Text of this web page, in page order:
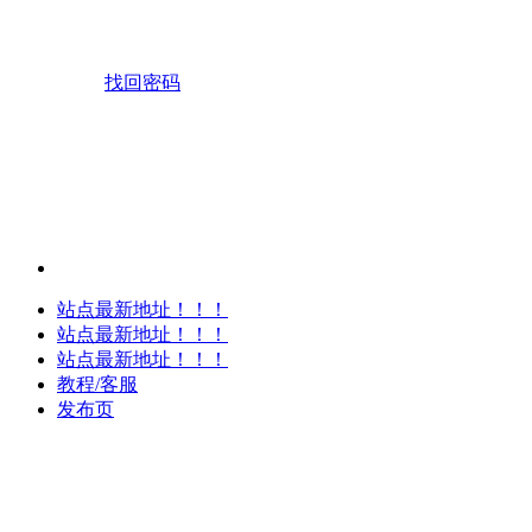
找回密码
站点最新地址！！！
站点最新地址！！！
站点最新地址！！！
教程/客服
发布页